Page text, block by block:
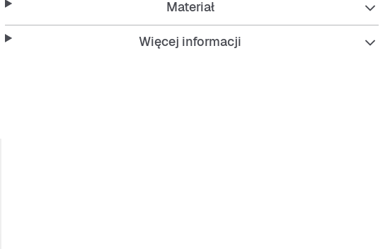
Z myślą o trwałości
Skóra naturalna i syntetyczna zapewniają trwałość i nadają całości
klasyczny wygląd.
Materiał
Więcej informacji